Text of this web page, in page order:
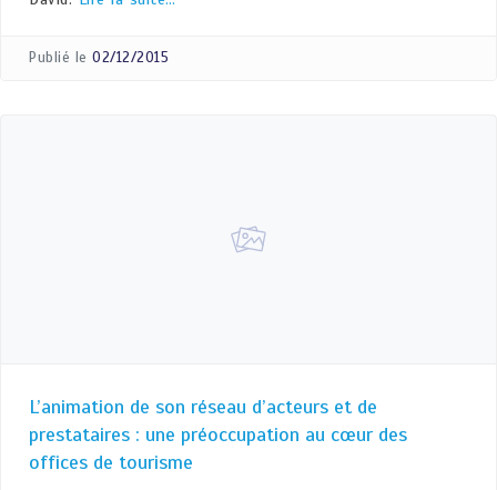
Publié le 02/12/2015
L’animation de son réseau d’acteurs et de
prestataires : une préoccupation au cœur des
offices de tourisme